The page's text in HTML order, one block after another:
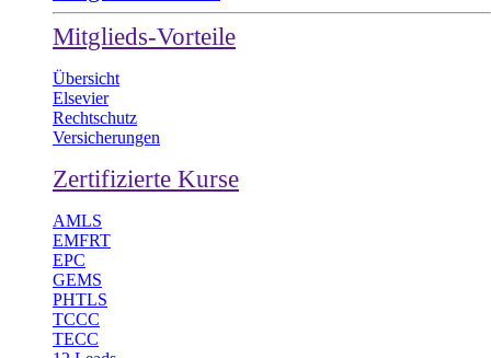
Mitglieds-Vorteile
Übersicht
Elsevier
Rechtschutz
Versicherungen
Zertifizierte Kurse
AMLS
EMFRT
EPC
GEMS
PHTLS
TCCC
TECC